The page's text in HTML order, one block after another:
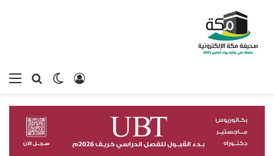
بحثالوضع
تسجيل الدخول